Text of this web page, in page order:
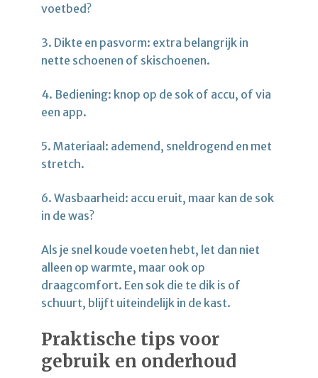
voetbed?
3. Dikte en pasvorm: extra belangrijk in
nette schoenen of skischoenen.
4. Bediening: knop op de sok of accu, of via
een app.
5. Materiaal: ademend, sneldrogend en met
stretch.
6. Wasbaarheid: accu eruit, maar kan de sok
in de was?
Als je snel koude voeten hebt, let dan niet
alleen op warmte, maar ook op
draagcomfort. Een sok die te dik is of
schuurt, blijft uiteindelijk in de kast.
Praktische tips voor
gebruik en onderhoud